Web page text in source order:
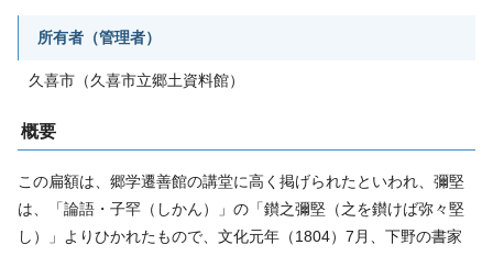
所有者（管理者）
久喜市（久喜市立郷土資料館）
概要
この扁額は、郷学遷善館の講堂に高く掲げられたといわれ、彌堅
は、「論語・子罕（しかん）」の「鑚之彌堅（之を鑚けば弥々堅
し）」よりひかれたもので、文化元年（1804）7月、下野の書家